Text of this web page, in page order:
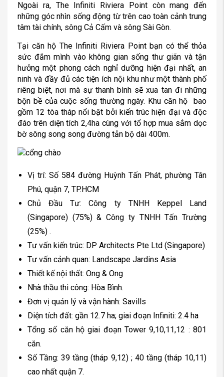
Ngoài ra, The Infiniti Riviera Point còn mang đến
những góc nhìn sống động từ trên cao toàn cảnh trung
tâm tài chính, sông Cả Cấm và sông Sài Gòn.
Tại căn hộ The Infiniti Riviera Point bạn có thể thỏa
sức đắm mình vào không gian sống thư giãn và tận
hưởng một phong cách nghỉ dưỡng hiện đại nhất, an
ninh và đầy đủ các tiện ích nội khu như một thành phố
riêng biệt, nơi mà sự thanh bình sẽ xua tan đi những
bộn bề của cuộc sống thường ngày. Khu căn hộ bao
gồm 12 tòa tháp nổi bật bởi kiến trúc hiện đại và độc
đáo trên diện tích 2,4ha cùng với tổ hợp mua sắm dọc
bờ sông song song đường tản bộ dài 400m.
Vị trí: Số 584 đường Huỳnh Tấn Phát, phường Tân
Phú, quận 7, TP.HCM
Chủ Đầu Tư: Công ty TNHH Keppel Land
(Singapore) (75%) & Công ty TNHH Tấn Trường
(25%) .
Tư vấn kiến trúc: DP Architects Pte Ltd (Singapore)
Tư vấn cảnh quan: Landscape Jardins Asia
Thiết kế nội thất: Ong & Ong
Nhà thầu thi công: Hòa Bình.
Đơn vị quản lý và vận hành: Savills
Diện tích đất: gần 12.7 ha; giai đoạn Infiniti: 2.4 ha
Tổng số căn hộ giai đoạn Tower 9,10,11,12 : 801
căn.
Số Tầng: 39 tầng (tháp 9,12) ; 40 tầng (tháp 10,11)
cao nhất quận 7.